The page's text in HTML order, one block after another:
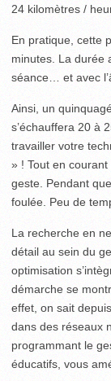
24 kilomètres /
En pratique, cette
minutes. La durée
séance… et avec
Ainsi, un
s’échauffera 20 à
travailler votre
» ! Tout en
geste. Pendant
foulée. Peu de
La recherche en
détail au sein du
optimisation
démarche se
effet, on sait
dans des réseaux
programmant le
éducatifs, vous